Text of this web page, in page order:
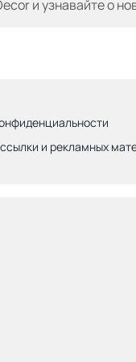
и узнавайтео
и рекламных